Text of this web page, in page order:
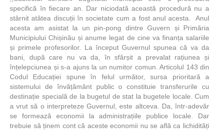
specifică în fiecare an. Dar niciodată această procedură nu a
stârnit atâtea discuții în societate cum a fost anul acesta. Anul
acesta am asistat la un pin-pong dintre Guvern și Primăria
Municipiului Chișinău și anume legat de cine va finanța salariile
și primele profesorilor. La început Guvernul spunea că va da
bani, după care nu va da, în sfârșit a prevalat rațiunea și
înțelepciunea și s-a ajuns la un numitor comun. Articolul 143 din
Codul Educației spune în felul următor, sursa prioritară a
sistemului de învățământ public o constituie transferurile cu
destinație specială de la bugetul de stat la bugetele locale. Cum
a vrut să o interpreteze Guvernul, este altceva. Da, într-adevăr
se formează economii la administrațiile publice locale. Dar
trebuie să ținem cont că aceste economii nu se află ca lichidități